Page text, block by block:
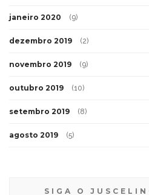
janeiro 2020 (9)
dezembro 2019 (2)
novembro 2019 (9)
outubro 2019 (10)
setembro 2019 (8)
agosto 2019 (5)
SIGA O